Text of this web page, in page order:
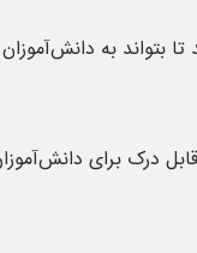
بتواند به
قابل درک برای